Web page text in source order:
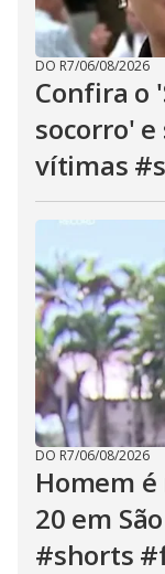
DO R7/06/08/2026
Confira o
socorro'
vítimas
DO R7/06/08/2026
Homem
20 em
#shorts